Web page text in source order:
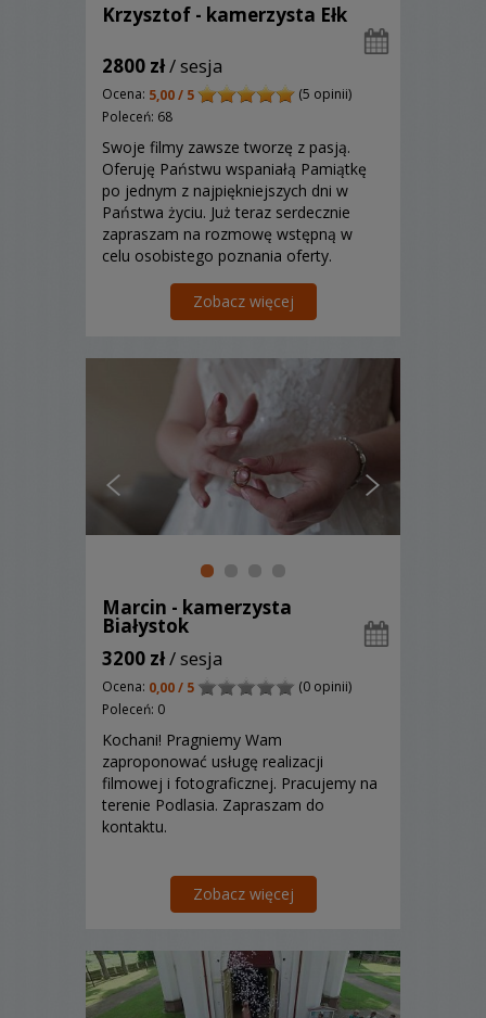
Krzysztof - kamerzysta Ełk
2800 zł/ sesja
Ocena: 5,00 / 5
(5 opinii)
Poleceń: 68
Swoje filmy zawsze tworzę z pasją.
Oferuję Państwu wspaniałą Pamiątkę
po jednym z najpiękniejszych dni w
Państwa życiu. Już teraz serdecznie
zapraszam na rozmowę wstępną w
celu osobistego poznania oferty.
renoma, jakość Full HD - to wszystko
znajdziecie u mnie!
Zobacz więcej
Marcin - kamerzysta
Białystok
3200 zł/ sesja
Ocena: 0,00 / 5
(0 opinii)
Poleceń: 0
Kochani! Pragniemy Wam
zaproponować usługę realizacji
filmowej i fotograficznej. Pracujemy na
terenie Podlasia. Zapraszam do
kontaktu.
Zobacz więcej